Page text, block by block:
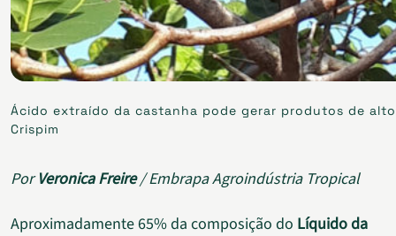
Ácido extraído da castanha pode gerar produtos de
Crispim
PorVeronica Freire/ Embrapa Agroindústria Tropical
Aproximadamente 65% da composição do Líquido da